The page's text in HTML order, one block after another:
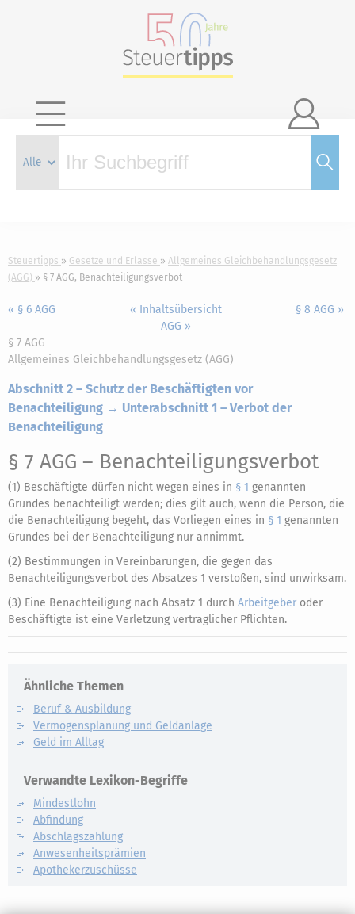

Steuertipps Gesetze und Erlasse
Allgemeines Gleichbehandlungsgesetz
(AGG)
§ 7 AGG, Benachteiligungsverbot
« § 6 AGG
« Inhaltsübersicht
AGG »
§ 8 AGG »
§ 7 AGG
Allgemeines Gleichbehandlungsgesetz (AGG)
Abschnitt 2 – Schutz der Beschäftigten vor
Benachteiligung → Unterabschnitt 1 – Verbot der
Benachteiligung
§ 7 AGG – Benachteiligungsverbot
(1) Beschäftigte dürfen nicht wegen eines in § 1 genannten
Grundes benachteiligt werden; dies gilt auch, wenn die Person, die
die Benachteiligung begeht, das Vorliegen eines in § 1 genannten
Grundes bei der Benachteiligung nur annimmt.
(2) Bestimmungen in Vereinbarungen, die gegen das
Benachteiligungsverbot des Absatzes 1 verstoßen, sind unwirksam.
(3) Eine Benachteiligung nach Absatz 1 durch Arbeitgeber oder
Beschäftigte ist eine Verletzung vertraglicher Pflichten.
Ähnliche Themen
Beruf & Ausbildung
Vermögensplanung und Geldanlage
Geld im Alltag
Verwandte Lexikon-Begriffe
Mindestlohn
Abfindung
Abschlagszahlung
Anwesenheitsprämien
Apothekerzuschüsse